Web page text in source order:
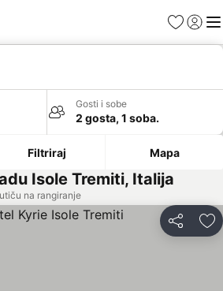
FavoritiPrijavi
Gosti i sobe
2 gosta, 1 soba.
Filtriraj Mapa
Isole Tremiti, Italija
na rangiranje
Deli